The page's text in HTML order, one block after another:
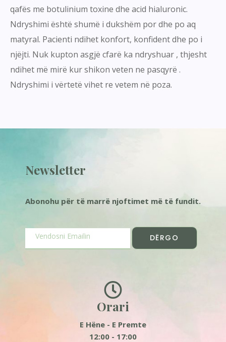
qafës me botulinium toxine dhe acid hialuronic.
Ndryshimi është shumë i dukshëm por dhe po aq
matyral. Pacienti ndihet konfort, konfident dhe po i
njëjti. Nuk kupton asgjë cfarë ka ndryshuar , thjesht
ndihet më mirë kur shikon veten ne pasqyrë .
Ndryshimi i vërtetë vihet re vetem në poza.
Newsletter
Abonohu për të marrë njoftimet më të fundit.
DËRGO
Orari
E Hëne - E Premte
12:00 - 17:00